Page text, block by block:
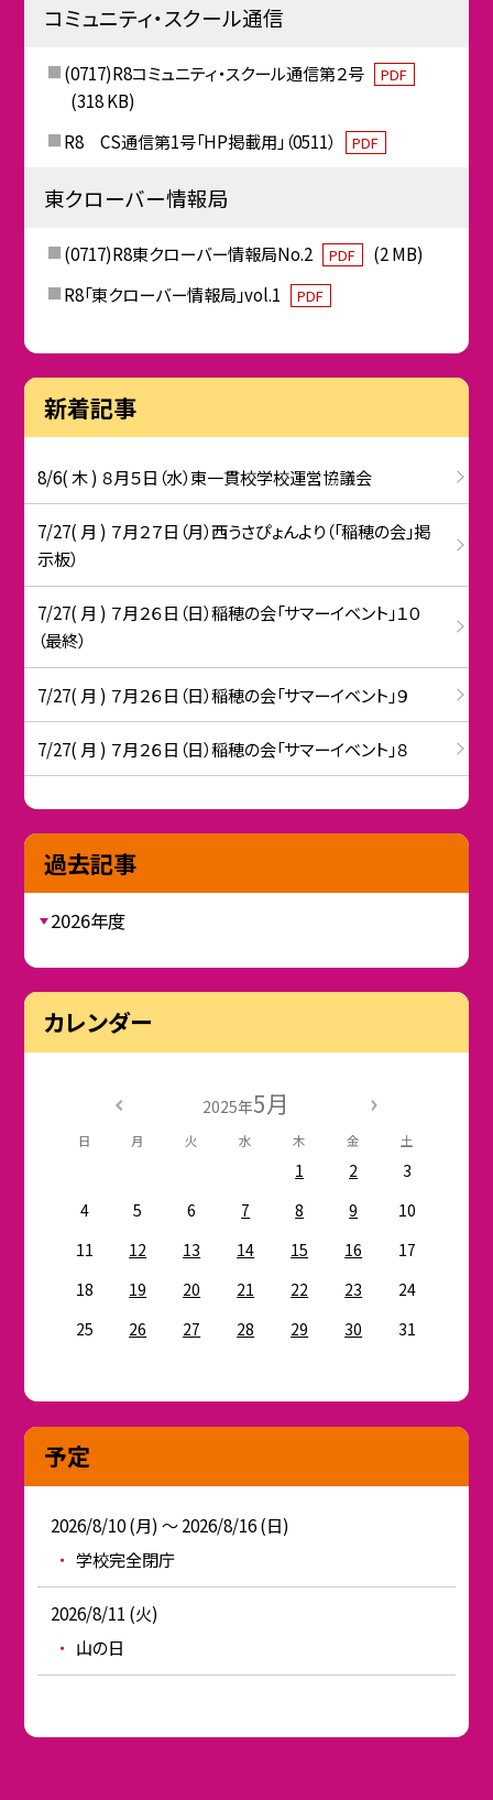
コミュニティ・スクール通信
(0717)R8コミュニティ・スクール通信第２号 PDF
(318 KB)
R8 CS通信第1号「HP掲載用」（0511）
PDF
東クローバー情報局
(0717)R8東クローバー情報局No.2 PDF
(2 MB)
R8「東クローバー情報局」vol.1
PDF
新着記事
8/6( 木 ) ８月５日（水）東一貫校学校運営協議会
7/27( 月 ) ７月２７日（月）西うさぴょんより（「稲穂の会」掲
示板）
7/27( 月 ) ７月２６日（日）稲穂の会「サマーイベント」１０
（最終）
7/27( 月 ) ７月２６日（日）稲穂の会「サマーイベント」９
7/27( 月 ) ７月２６日（日）稲穂の会「サマーイベント」８
過去記事
2026年度
カレンダー
2025年5月
日 月 火 水 木 金 土
1 2
3
4
5 6 7 8 9
10
11
12 13 14 15 16
17
18
19 20 21 22 23
24
25
26 27 28 29 30 31
予定
2026/8/10 (月) ～ 2026/8/16 (日)
学校完全閉庁
2026/8/11 (火)
山の日